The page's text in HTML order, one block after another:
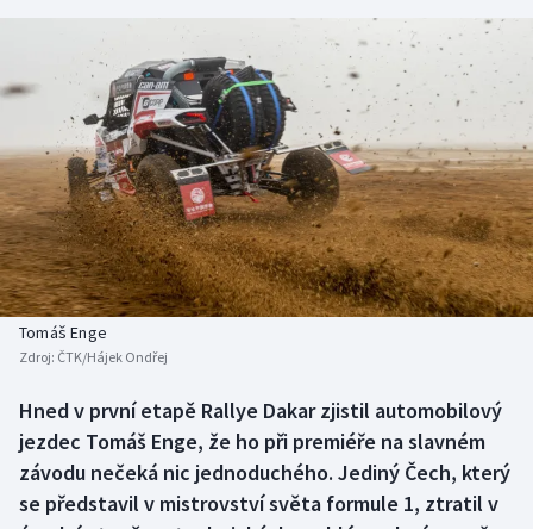
Cyklistika
DALŠÍ SPORTY
Americký fotbal
Baseball a softbal
Basketbal
Biatlon
Box
Curling
NEPŘEHLÉDNĚTE
Soutěže
Historické návraty
Aplikace ČT sport
Tomáš Enge
Zdroj: ČTK/Hájek Ondřej
Hned v první etapě Rallye Dakar zjistil automobilový
jezdec Tomáš Enge, že ho při premiéře na slavném
závodu nečeká nic jednoduchého. Jediný Čech, který
se představil v mistrovství světa formule 1, ztratil v